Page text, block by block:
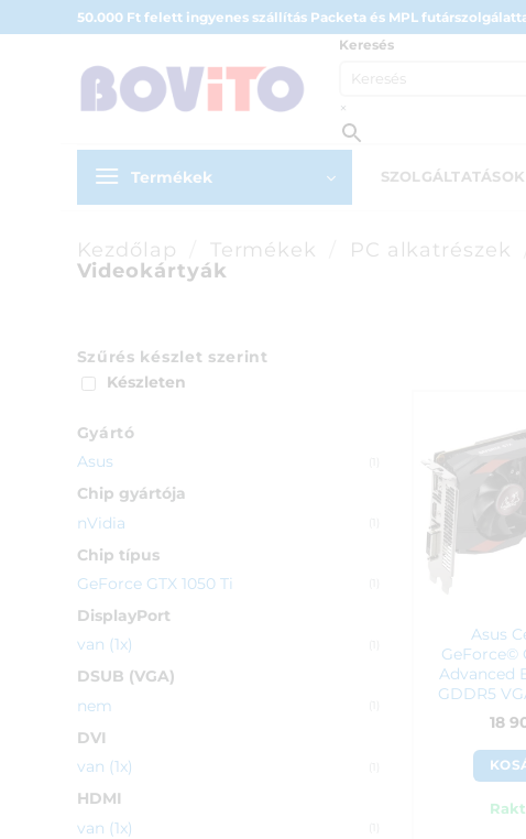
to
50.000 Ft felett ingyenes szállítás Packeta és MPL
Keresés
×
Termékek SZOLGÁLTATÁSOK
Kezdőlap Termékek PC alkatrészek
Videokártyák
Szűrés készlet szerint
Készleten
Gyártó
Asus
Chip gyártója
nVidia
Chip típus
GeForce GTX 1050 Ti
DisplayPort
van (1x)
DSUB (VGA)
nem
DVI
van (1x)
HDMI
van (1x)
Asus
GeForce©
Advanced
GDDR5
18